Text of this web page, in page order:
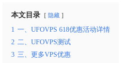
本文目录 隐藏
1 一、UFOVPS 618优惠活动详情
2 二、UFOVPS测试
3 三、更多VPS优惠